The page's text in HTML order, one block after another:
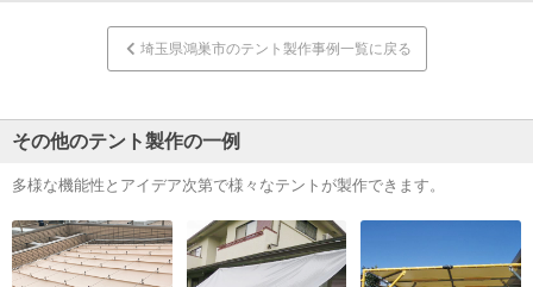
埼玉県鴻巣市のテント製作事例一覧に戻る
その他のテント製作の一例
多様な機能性とアイデア次第で様々なテントが製作できます。